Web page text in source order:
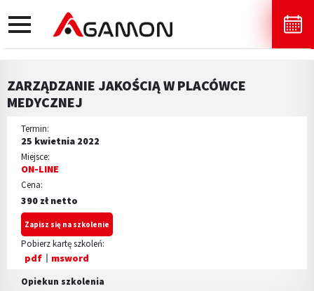
toggle
navigation
ZARZĄDZANIE JAKOŚCIĄ W PLACÓWCE
MEDYCZNEJ
Termin:
25 kwietnia 2022
Miejsce:
ON-LINE
Cena:
390 zł netto
Zapisz się na szkolenie
Pobierz kartę szkoleń:
pdf msword
Opiekun szkolenia